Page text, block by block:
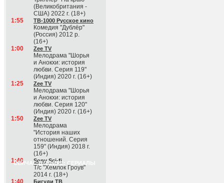
(Великобритания -
США) 2022 г. (18+)
1:55
ТВ-1000 Русское кино
Комедия "Дублёр"
(Россия) 2012 р.
(16+)
1:00
Zee TV
Мелодрама "Шорья
и Анокхи: история
любви. Серия 119"
(Индия) 2020 г. (16+)
1:25
Zee TV
Мелодрама "Шорья
и Анокхи: история
любви. Серия 120"
(Индия) 2020 г. (16+)
1:50
Zee TV
Мелодрама
"История наших
отношений. Серия
159" (Индия) 2018 г.
(16+)
СЕЙЧАС В ЭФИРЕ: СЕРИАЛЫ
1:40 Sony Sci-fi
Т/с "Хемлок Гроув"
2014 г. (18+)
1:40
Бигуди ТВ